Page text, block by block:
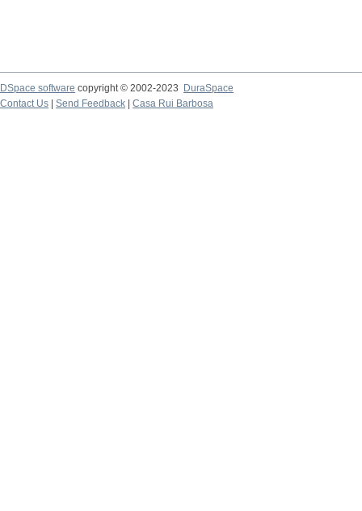
DSpace software copyright © 2002-2023
DuraSpace
Contact Us
Send Feedback Casa Rui Barbosa